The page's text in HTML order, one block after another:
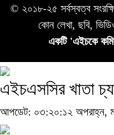
© ২০১৮-২৫ সর্বস্বত্ব
কোন লেখা, ছবি,
একটি 'এইচকে
এইচএসসির খাতা
আপডেট: ০৩:২০:১২ অপরাহ্ন,